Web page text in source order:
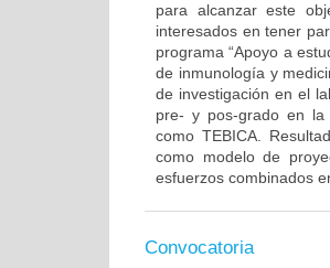
para alcanzar este
interesados en tener
programa “Apoyo a
de inmunología y
de investigación en el
pre- y pos-grado en la
como TEBICA.
como modelo de
esfuerzos combinados
Convocatoria